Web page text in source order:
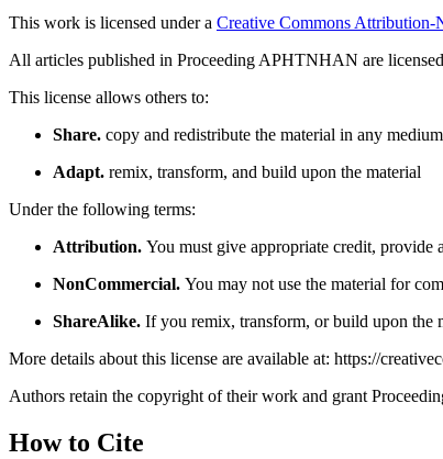
This work is licensed under a Creative Commons Attribution-
All articles published in Proceeding APHTNHAN are
This license allows others to:
Share. copy and redistribute the material in any
Adapt. remix, transform, and build upon the material
Under the following terms:
Attribution. You must give appropriate credit, provide
NonCommercial. You may not use the material for
ShareAlike. If you remix, transform, or build upon the
More details about this license are available at: https://
Authors retain the copyright of their work and grant
How to Cite